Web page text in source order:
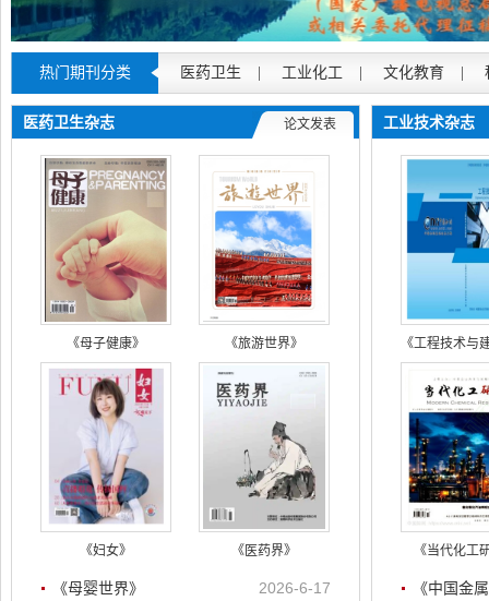
热门期刊分类 医药卫生 工业化工 文化教育
论文发表
医药卫生杂志
《母子健康》 《旅游世界》
《妇女》 《医药界》
《母婴世界》
2026-6-17
工业技术杂志
《当代化工
《中国金